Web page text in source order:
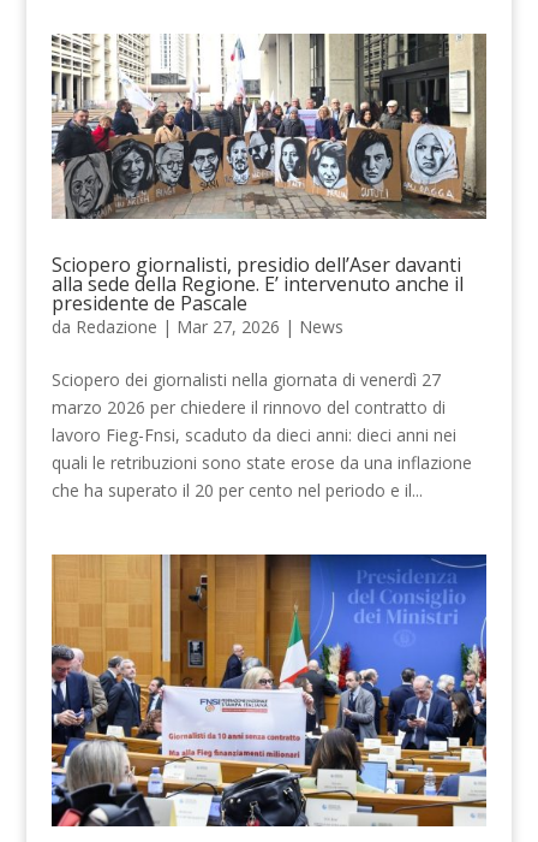
Sciopero giornalisti, presidio dell’Aser davanti
alla sede della Regione. E’ intervenuto anche il
presidente de Pascale
da Redazione | Mar 27, 2026 | News
Sciopero dei giornalisti nella giornata di venerdì 27
marzo 2026 per chiedere il rinnovo del contratto di
lavoro Fieg-Fnsi, scaduto da dieci anni: dieci anni nei
quali le retribuzioni sono state erose da una inflazione
che ha superato il 20 per cento nel periodo e il...